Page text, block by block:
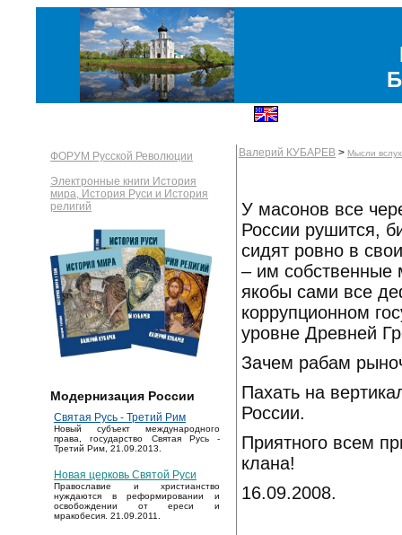
ФОРУМ Русской Революции
Электронные книги История
мира, История Руси и История
религий
Модернизация России
Святая Русь - Третий Рим
Новый субъект международного
права, государство Святая Русь -
Третий Рим, 21.09.2013.
Новая церковь Святой Руси
Православие и христианство
нуждаются в реформировании и
освобождении от ереси и
мракобесия. 21.09.2011.
Валерий КУБАРЕВ > Мысли вслух
У масонов все
России рушится,
сидят ровно в
– им собственные
якобы сами все
коррупционном
уровне Древней
Зачем рабам
Пахать на
России.
Приятного всем
клана!
16.09.2008.